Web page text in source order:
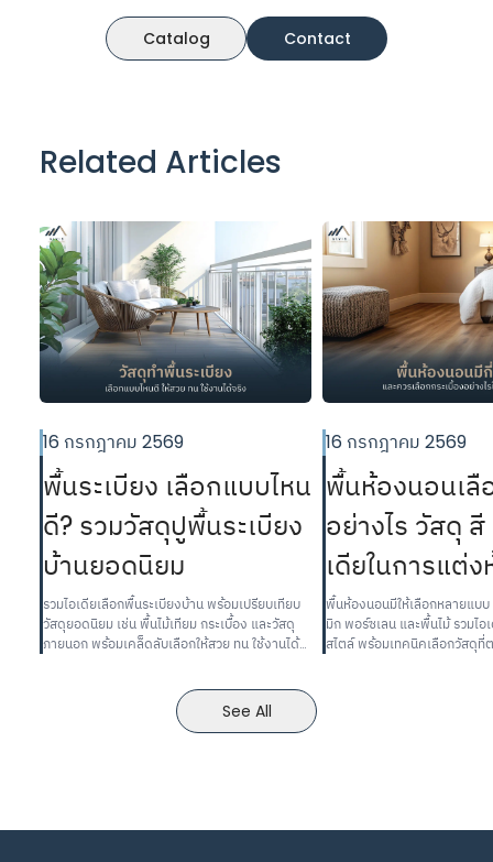
Catalog Contact
Related Articles
16 กรกฎาคม 2569
พื้นระเบียง เลือกแบบไหน
ดี? รวมวัสดุปูพื้นระเบียง
บ้านยอดนิยม
รวมไอเดียเลือกพื้นระเบียงบ้าน พร้อมเปรียบเทียบ
วัสดุยอดนิยม เช่น พื้นไม้เทียม กระเบื้อง และวัสดุ
ภายนอก พร้อมเคล็ดลับเลือกให้สวย ทน ใช้งานได้
16 กรกฎาคม 2569
พื้นห้องนอนเลื
อย่างไร วัสดุ สี
เดียในการแต่
พื้นห้องนอนมีให้เลือกหลายแบบ
มิก พอร์ซเลน และพื้นไม้ รวมไอ
สไตล์ พร้อมเทคนิคเลือกวัสดุที่
See All